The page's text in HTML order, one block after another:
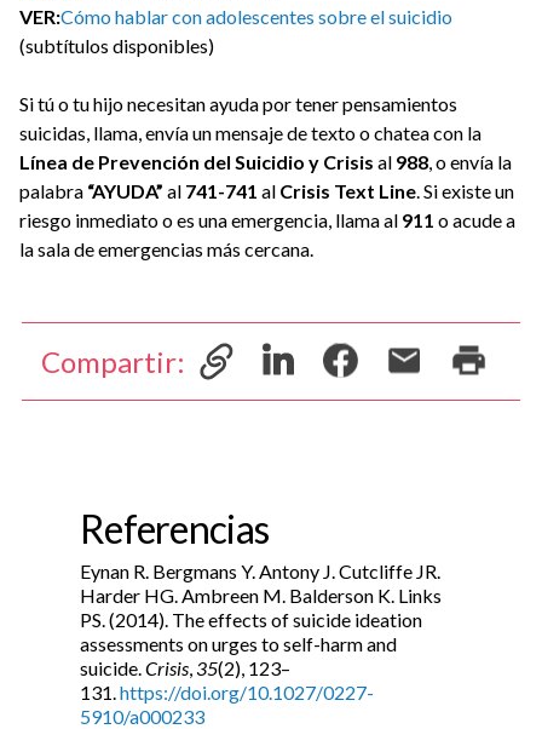
VER:Cómo hablar con adolescentes sobre el suicidio
(subtítulos disponibles)
Si tú o tu hijo necesitan ayuda por tener pensamientos
suicidas, llama, envía un mensaje de texto o chatea con la
Línea de Prevención del Suicidio y Crisis al 988, o envía la
palabra “AYUDA” al 741-741 al Crisis Text Line. Si existe un
riesgo inmediato o es una emergencia, llama al 911 o acude a
la sala de emergencias más cercana.
Compartir:
Referencias
Eynan R. Bergmans Y. Antony J. Cutcliffe JR.
Harder HG. Ambreen M. Balderson K. Links
PS. (2014). The effects of suicide ideation
assessments on urges to self-harm and
suicide.Crisis,35(2), 123–
131.https://doi.org/10.1027/0227-
5910/a000233